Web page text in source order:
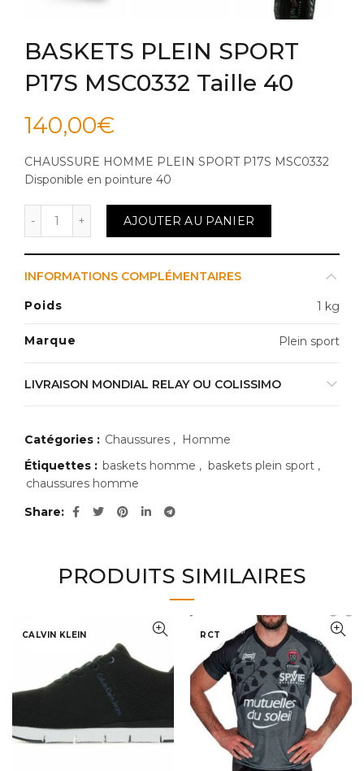
BASKETS PLEIN SPORT
P17S MSC0332 Taille 40
140,00€
CHAUSSURE HOMME PLEIN SPORT P17S MSC0332
Disponible en pointure 40
quantité de BASKETS PLEIN SPORT P17S MSC0332
AJOUTER AU PANIER
INFORMATIONS COMPLÉMENTAIRES
Poids
1 kg
Marque Plein sport
LIVRAISON MONDIAL RELAY OU COLISSIMO
Catégories : Chaussures , Homme
Étiquettes : baskets homme , baskets plein sport ,
chaussures homme
Share
PRODUITS SIMILAIRES
CALVIN KLEIN RCT